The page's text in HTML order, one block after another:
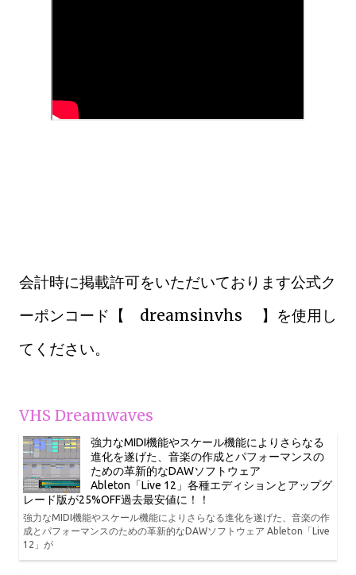
会計時に掲載許可をいただいております公式ク
ーポンコード【 dreamsinvhs 】を使用し
てください。
VHS Dreamwaves
強力なMIDI機能やスケール機能によりさらなる
進化を遂げた、音楽の作成とパフォーマンスの
ための革新的なDAWソフトウェア
Ableton「Live 12」各種エディションとアップグ
レード版が25%OFF過去最安値に！！
強力なMIDI機能やスケール機能によりさらなる進化を遂げた、音楽の作
成とパフォーマンスのための革新的なDAWソフトウェア Ableton「Live
12」が